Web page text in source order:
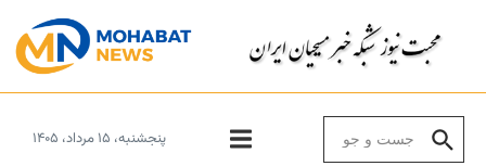
پنجشنبه، ۱۵ مرداد، ۱۴۰۵